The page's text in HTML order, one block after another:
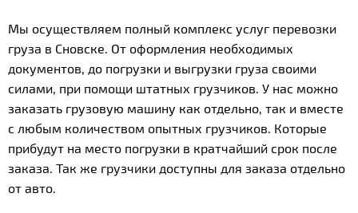
Мы осуществляем полный комплекс услуг перевозки
груза в Сновске. От оформления необходимых
документов, до погрузки и выгрузки груза своими
силами, при помощи штатных грузчиков. У нас можно
заказать грузовую машину как отдельно, так и вместе
с любым количеством опытных грузчиков. Которые
прибудут на место погрузки в кратчайший срок после
заказа. Так же грузчики доступны для заказа отдельно
от авто.